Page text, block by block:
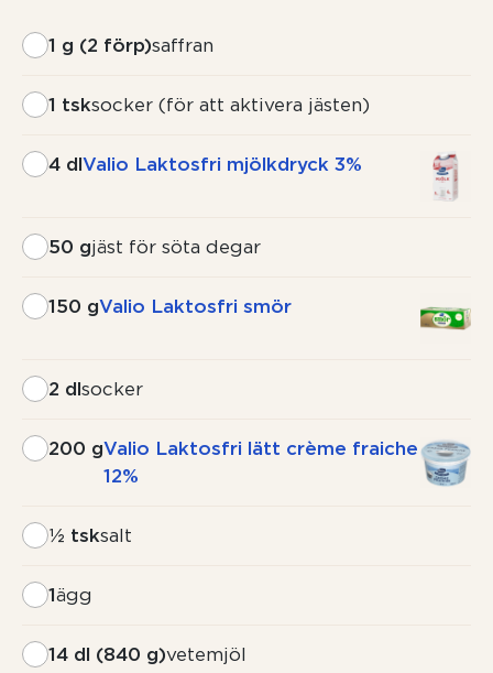
1 g (2 förp)saffran
1 tsksocker (för att aktivera jästen)
4 dlValio Laktosfri mjölkdryck 3%
50 gjäst för söta degar
150 gValio Laktosfri smör
2 dlsocker
200 gValio Laktosfri lätt crème fraiche
12%
½ tsksalt
1ägg
14 dl (840 g)vetemjöl